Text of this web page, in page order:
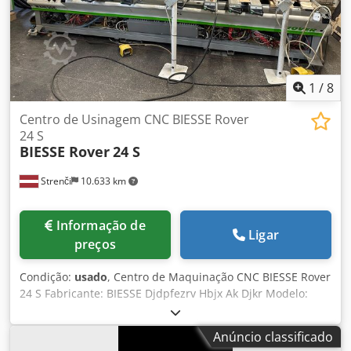
1 /8
Strenči 10.633 km
Centro de Usinagem CNC BIESSE Rover
24 S
BIESSE Rover24 S
preços
Ligar
Condição: usado, Centro de Maquinação CNC BIESSE Rover
24 S Fabricante: BIESSE Djdpfezrv Hbjx Ak Djkr Modelo:
Rover 24 S Ano: 2001 Número de série: 16171 Alimentação:
230 V Potência: 20 kW Corrente nominal: 59 A Frequência:
50 Hz Pressão do ar: 6,5–7,5 bar Vazão de ar necessária: 30
Anúncio classificado